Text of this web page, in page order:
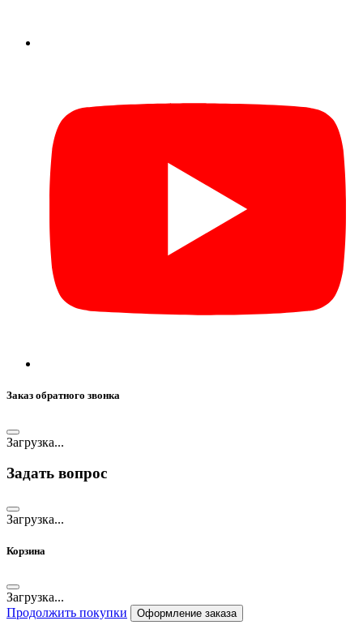
Заказ обратного звонка
Загрузка...
Задать вопрос
Загрузка...
Корзина
Загрузка...
Продолжить покупки
Оформление заказа